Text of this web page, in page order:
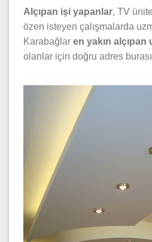
Alçıpan işi yapanlar, TV
özen isteyen çalışmalarda
Karabağlar en yakın alçıpan
olanlar için doğru adres